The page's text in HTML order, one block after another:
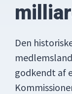
Den
godkendt af